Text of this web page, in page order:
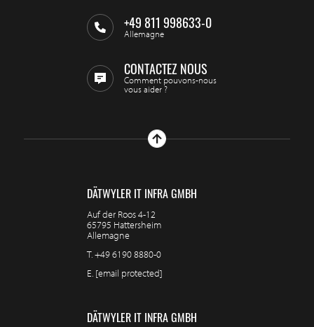
+49 811 998633-0
Allemagne
CONTACTEZ NOUS
Comment pouvons-nous
vous aider ?
DÄTWYLER IT INFRA GMBH
Auf der Roos 4-12
65795 Hattersheim
Allemagne
T.+49 6190 8880-0
E. [email protected]
DÄTWYLER IT INFRA GMBH